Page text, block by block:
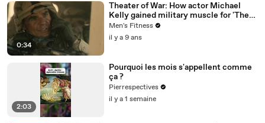
0:34
Theater of War: How actor Michael
Kelly gained military muscle for 'The
Long Road Home'
Men's Fitness
il y a 9 ans
2:03
Pourquoi les mois s'appellent comme
ça ?
Pierrespectives
il y a 1 semaine